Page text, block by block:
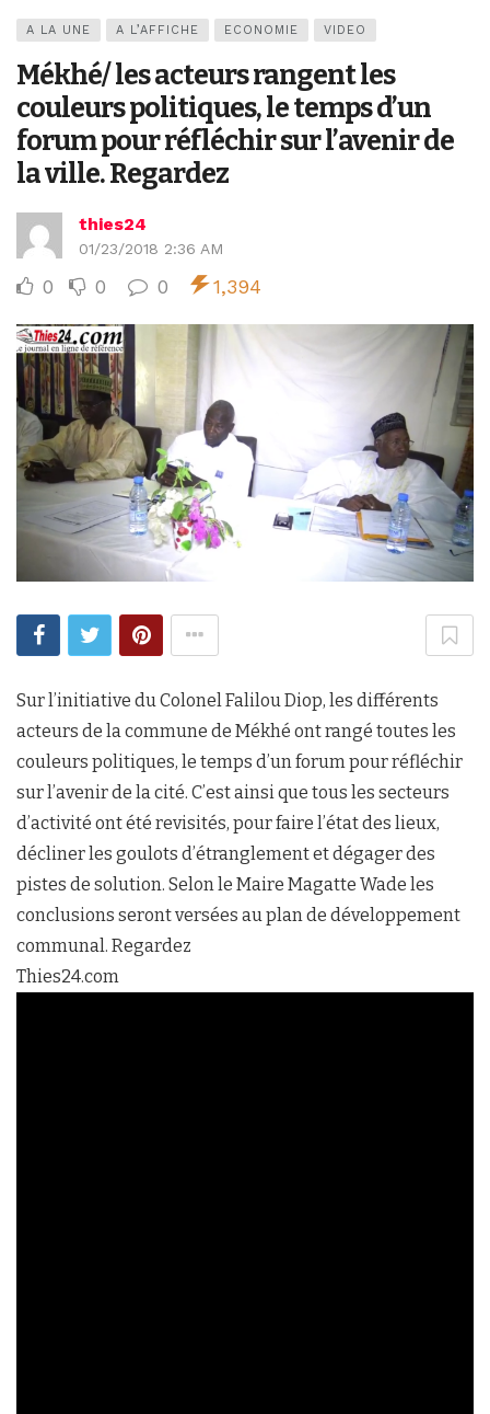
A LA UNE A L’AFFICHE ECONOMIE VIDEO
Mékhé/ les acteurs rangent les
couleurs politiques, le temps d’un
forum pour réfléchir sur l’avenir de
la ville. Regardez
thies24
01/23/2018 2:36 AM
0 0 0 1,394
Sur l’initiative du Colonel Falilou Diop, les différents
acteurs de la commune de Mékhé ont rangé toutes les
couleurs politiques, le temps d’un forum pour réfléchir
sur l’avenir de la cité. C’est ainsi que tous les secteurs
d’activité ont été revisités, pour faire l’état des lieux,
décliner les goulots d’étranglement et dégager des
pistes de solution. Selon le Maire Magatte Wade les
conclusions seront versées au plan de développement
communal. Regardez
Thies24.com